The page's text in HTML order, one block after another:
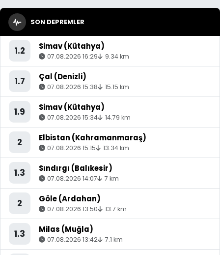
SON DEPREMLER
1.2 Simav (Kütahya)
07.08.2026 16:29 9.34 km
1.7 Çal (Denizli)
07.08.2026 15:38 15.15 km
1.9 Simav (Kütahya)
07.08.2026 15:34 14.79 km
2 Elbistan (Kahramanmaraş)
07.08.2026 15:15 13.34 km
1.3 Sındırgı (Balıkesir)
07.08.2026 14:07 7 km
2 Göle (Ardahan)
07.08.2026 13:50 13.7 km
1.3 Milas (Muğla)
07.08.2026 13:42 7.1 km